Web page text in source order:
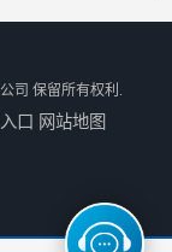
司 保留所有权利.
口 网站地图